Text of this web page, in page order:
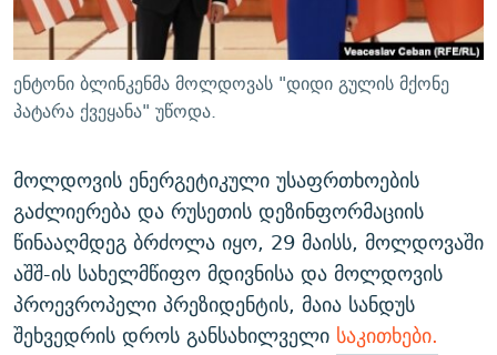
ᲘᲛᲞᲔᲠᲘᲐ ᲓᲐ ᲠᲐᲓᲘᲝ
5 ᲐᲛᲑᲐᲕᲘ - 20 ᲘᲕᲜᲘᲡᲡ ᲓᲐᲨᲐᲕᲔᲑᲣᲚᲔᲑᲘ
ᲐᲒᲕᲘᲡᲢᲝᲡ ᲝᲛᲘ
ПРИВЕТ ᲙᲣᲚᲢᲣᲠᲐ
რთე/რთ-ის ყველა საიტი
ენტონი ბლინკენმა მოლდოვას "დიდი გულის მქონე
პატარა ქვეყანა" უწოდა.
მოლდოვის ენერგეტიკული უსაფრთხოების
გაძლიერება და რუსეთის დეზინფორმაციის
წინააღმდეგ ბრძოლა იყო, 29 მაისს, მოლდოვაში
აშშ-ის სახელმწიფო მდივნისა და მოლდოვის
პროევროპელი პრეზიდენტის, მაია სანდუს
შეხვედრის დროს განსახილველი საკითხები.